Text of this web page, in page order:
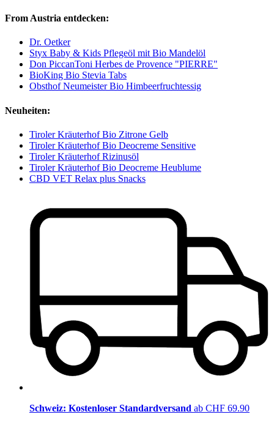
From Austria entdecken:
Dr. Oetker
Styx Baby & Kids Pflegeöl mit Bio Mandelöl
Don PiccanToni Herbes de Provence "PIERRE"
BioKing Bio Stevia Tabs
Obsthof Neumeister Bio Himbeerfruchtessig
Neuheiten:
Tiroler Kräuterhof Bio Zitrone Gelb
Tiroler Kräuterhof Bio Deocreme Sensitive
Tiroler Kräuterhof Rizinusöl
Tiroler Kräuterhof Bio Deocreme Heublume
CBD VET Relax plus Snacks
Schweiz: Kostenloser Standardversand ab CHF 69.90